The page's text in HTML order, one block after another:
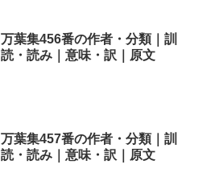
万葉集456番の作者・分類｜訓
読・読み｜意味・訳｜原文
万葉集457番の作者・分類｜訓
読・読み｜意味・訳｜原文